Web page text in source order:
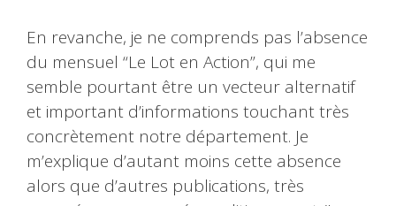
En revanche, je ne comprends pas l’absence
du mensuel “Le Lot en Action”, qui me
semble pourtant être un vecteur alternatif
et important d’informations touchant très
concrètement notre département. Je
m’explique d’autant moins cette absence
alors que d’autres publications, très